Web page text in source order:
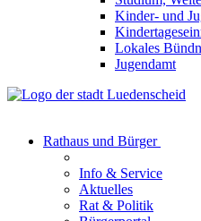
Kinder- und
Lokales
Jugendamt
Rathaus und Bürger
Info & Service
Aktuelles
Rat & Politik